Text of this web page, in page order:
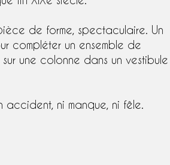
de forme, spectaculaire. Un
compléter un ensemble de
une colonne dans un vestibule
accident, ni manque, ni fêle.